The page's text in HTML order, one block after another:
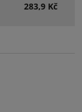
283,9 Kč